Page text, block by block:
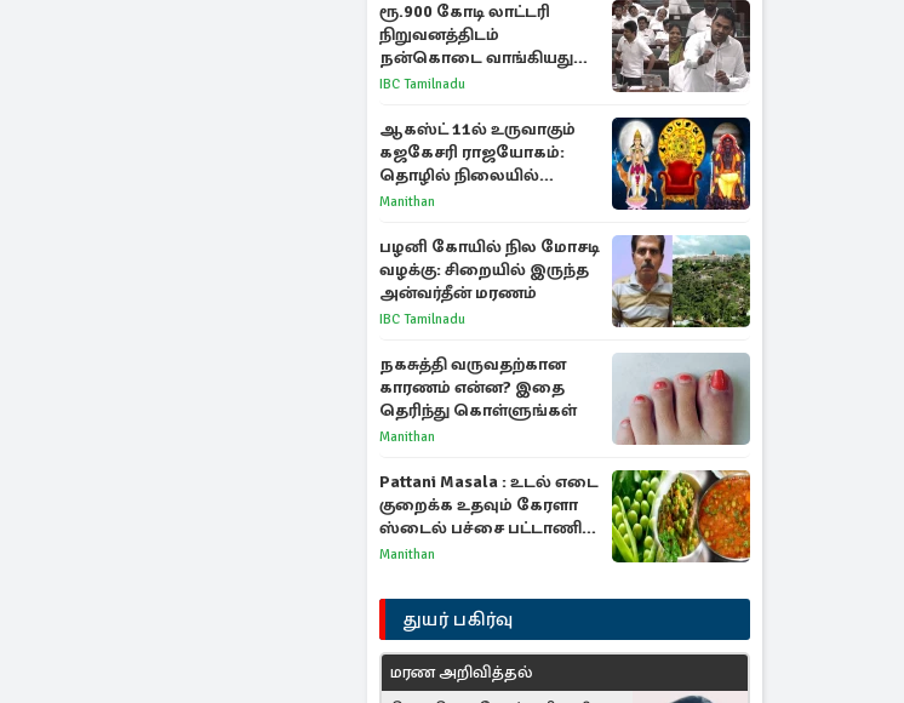
ரூ.900 கோடி லாட்டரி
நிறுவனத்திடம்
நன்கொடை வாங்கியது
ஏன்? உதயநிதி - ஆதவ்
IBC Tamilnadu
ஆகஸ்ட் 11ல் உருவாகும்
கஜகேசரி ராஜயோகம்:
தொழில் நிலையில்
அதிர்ஷ்டம் பெறும் 3
Manithan
பழனி கோயில் நில மோசடி
வழக்கு: சிறையில் இருந்த
அன்வர்தீன் மரணம்
IBC Tamilnadu
நகசுத்தி வருவதற்கான
காரணம் என்ன? இதை
தெரிந்து கொள்ளுங்கள்
Manithan
Pattani Masala : உடல் எடை
குறைக்க உதவும் கேரளா
ஸ்டைல் பச்சை பட்டாணி
கிரேவி
Manithan
துயர் பகிர்வு
மரண அறிவித்தல்